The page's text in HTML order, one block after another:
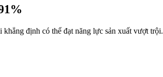
định có thể đạt năng lực sản xuất vượt trội.